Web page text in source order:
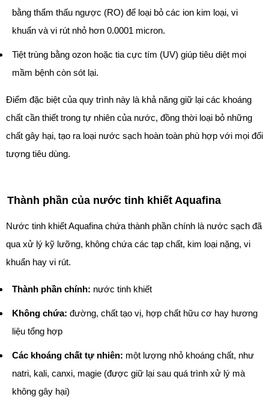
bằng thẩm thấu ngược (RO) để loại bỏ các ion kim loại, vi
khuẩn và vi rút nhỏ hơn 0.0001 micron.
Tiệt trùng bằng ozon hoặc tia cực tím (UV) giúp tiêu diệt mọi
mầm bệnh còn sót lại.
Điểm đặc biệt của quy trình này là khả năng giữ lại các khoáng
chất cần thiết trong tự nhiên của nước, đồng thời loại bỏ những
chất gây hại, tạo ra loại nước sạch hoàn toàn phù hợp với mọi đối
tượng tiêu dùng.
Thành phần của nước tinh khiết Aquafina
Nước tinh khiết Aquafina chứa thành phần chính là nước sạch đã
qua xử lý kỹ lưỡng, không chứa các tạp chất, kim loại nặng, vi
khuẩn hay vi rút.
Thành phần chính: nước tinh khiết
Không chứa: đường, chất tạo vị, hợp chất hữu cơ hay hương
liệu tổng hợp
Các khoáng chất tự nhiên: một lượng nhỏ khoáng chất, như
natri, kali, canxi, magie (được giữ lại sau quá trình xử lý mà
không gây hại)